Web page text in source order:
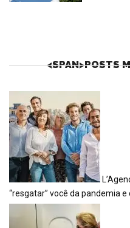
<SPAN>POSTS
“resgatar” você da pandemia e